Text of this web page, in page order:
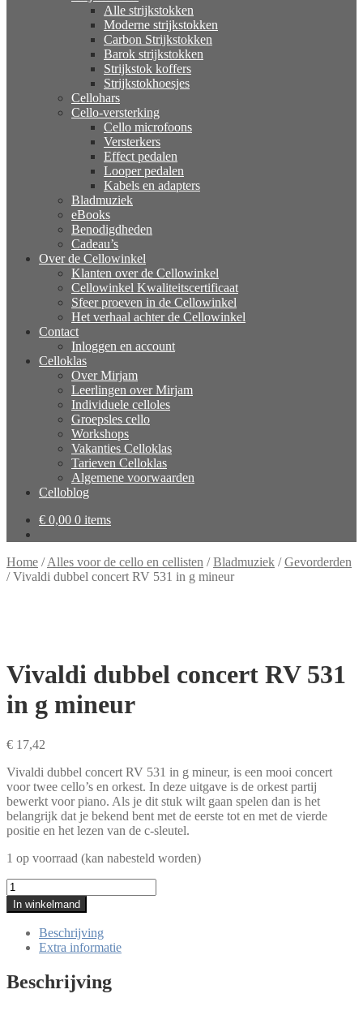
Alle strijkstokken
Moderne strijkstokken
Carbon Strijkstokken
Barok strijkstokken
Strijkstok koffers
Strijkstokhoesjes
Cellohars
Cello-versterking
Cello microfoons
Versterkers
Effect pedalen
Looper pedalen
Kabels en adapters
Bladmuziek
eBooks
Benodigdheden
Cadeau’s
Over de Cellowinkel
Klanten over de Cellowinkel
Cellowinkel Kwaliteitscertificaat
Sfeer proeven in de Cellowinkel
Het verhaal achter de Cellowinkel
Contact
Inloggen en account
Celloklas
Over Mirjam
Leerlingen over Mirjam
Individuele celloles
Groepsles cello
Workshops
Vakanties Celloklas
Tarieven Celloklas
Algemene voorwaarden
Celloblog
€ 0,00 0 items
Home /Alles voor de cello en cellisten /Bladmuziek /Gevorderden
/Vivaldi dubbel concert RV 531 in g mineur
Vivaldi dubbel concert RV 531
in g mineur
€ 17,42
Vivaldi dubbel concert RV 531 in g mineur, is een mooi concert
voor twee cello’s en orkest. In deze uitgave is de orkest partij
bewerkt voor piano. Als je dit stuk wilt gaan spelen dan is het
belangrijk dat je bekend bent met de eerste tot en met de vierde
positie en het lezen van de c-sleutel.
1 op voorraad (kan nabesteld worden)
Vivaldi
dubbel
concert
g
mineur
In winkelmand
Beschrijving
Extra informatie
Beschrijving